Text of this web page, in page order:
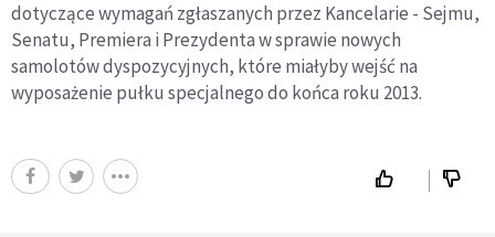
dotyczące wymagań zgłaszanych przez Kancelarie - Sejmu,
Senatu, Premiera i Prezydenta w sprawie nowych
samolotów dyspozycyjnych, które miałyby wejść na
wyposażenie pułku specjalnego do końca roku 2013.